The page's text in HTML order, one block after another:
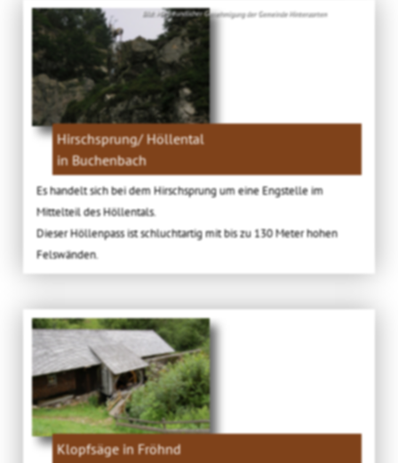
Bild: Mit freundlicher Genehmigung der Gemeinde Hinterzarten
Hirschsprung/ Höllental
in Buchenbach
Es handelt sich bei dem Hirschsprung um eine Engstelle im
Mittelteil des Höllentals.
Dieser Höllenpass ist schluchtartig mit bis zu 130 Meter hohen
Felswänden.
Klopfsäge in Fröhnd